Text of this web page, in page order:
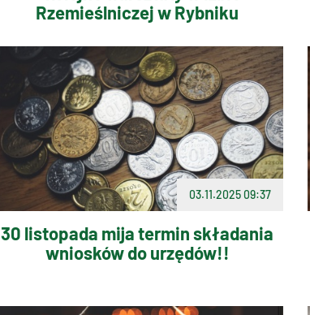
Rzemieślniczej w Rybniku
03.11.2025 09:37
30 listopada mija termin składania
wniosków do urzędów!!